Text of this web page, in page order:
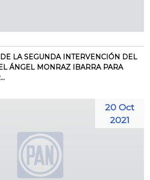
LA SEGUNDA INTERVENCIÓN DEL
ÁNGEL MONRAZ IBARRA PARA
20 Oct
2021